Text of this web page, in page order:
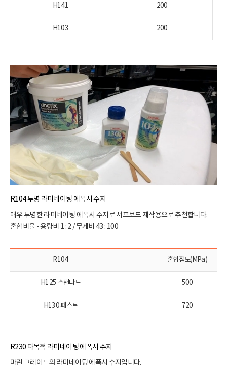
H141 200
H103 200
R104 투명 라미네이팅 에폭시 수지
매우 투명한 라미네이팅 에폭시 수지로 서프보드 제작용으로 추천합니다.
혼합비율 - 용량비 1 : 2 / 무게비 43 : 100
R104 혼합점도(MPa)
H125 스탠다드 500
H130 패스트 720
R230 다목적 라미네이팅 에폭시 수지
마린 그레이드의 라미네이팅 에폭시 수지입니다.